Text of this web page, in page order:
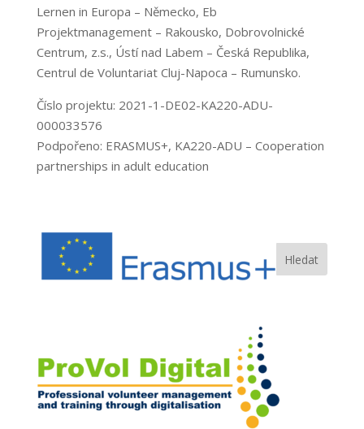
Lernen in Europa – Německo, Eb
Projektmanagement – Rakousko, Dobrovolnické
Centrum, z.s., Ústí nad Labem – Česká Republika,
Centrul de Voluntariat Cluj-Napoca – Rumunsko.
Číslo projektu: 2021-1-DE02-KA220-ADU-
000033576
Podpořeno: ERASMUS+, KA220-ADU – Cooperation
partnerships in adult education